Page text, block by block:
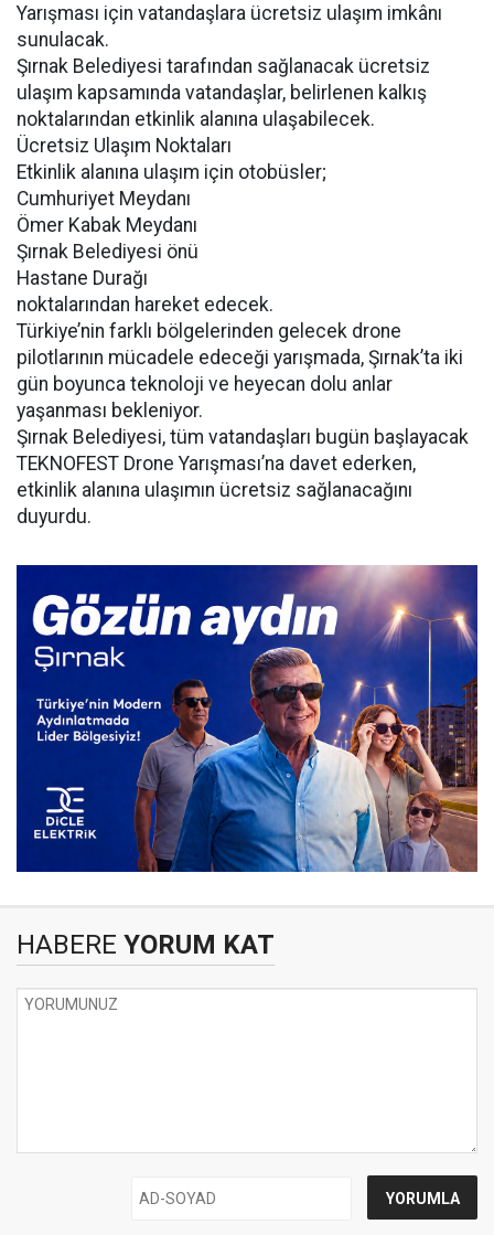
Yarışması için vatandaşlara ücretsiz ulaşım imkânı
sunulacak.
Şırnak Belediyesi tarafından sağlanacak ücretsiz
ulaşım kapsamında vatandaşlar, belirlenen kalkış
noktalarından etkinlik alanına ulaşabilecek.
Ücretsiz Ulaşım Noktaları
Etkinlik alanına ulaşım için otobüsler;
Cumhuriyet Meydanı
Ömer Kabak Meydanı
Şırnak Belediyesi önü
Hastane Durağı
noktalarından hareket edecek.
Türkiye’nin farklı bölgelerinden gelecek drone
pilotlarının mücadele edeceği yarışmada, Şırnak’ta iki
gün boyunca teknoloji ve heyecan dolu anlar
yaşanması bekleniyor.
Şırnak Belediyesi, tüm vatandaşları bugün başlayacak
TEKNOFEST Drone Yarışması’na davet ederken,
etkinlik alanına ulaşımın ücretsiz sağlanacağını
duyurdu.
HABERE YORUM KAT